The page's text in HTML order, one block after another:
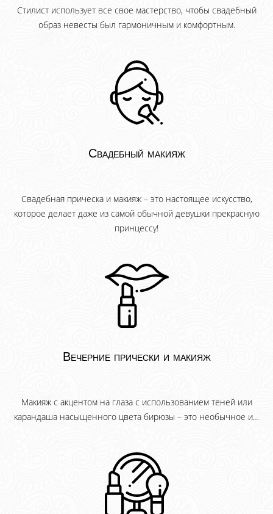
Стилист использует все свое мастерство, чтобы свадебный
образ невесты был гармоничным и комфортным.
Свадебный макияж
Свадебная прическа и макияж – это настоящее искусство,
которое делает даже из самой обычной девушки прекрасную
принцессу!
Вечерние прически и макияж
Макияж с акцентом на глаза с использованием теней или
карандаша насыщенного цвета бирюзы – это необычное и…